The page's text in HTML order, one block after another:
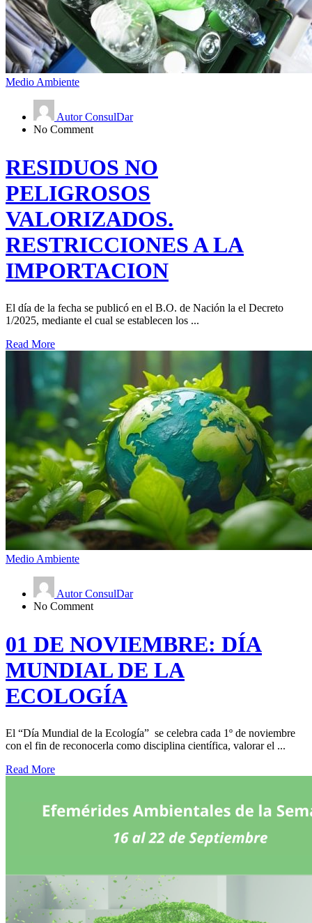
Medio Ambiente
Autor ConsulDar
No Comment
RESIDUOS NO
PELIGROSOS
VALORIZADOS.
RESTRICCIONES A LA
IMPORTACION
El día de la fecha se publicó en el B.O. de Nación la el Decreto
1/2025, mediante el cual se establecen los ...
Read More
Medio Ambiente
Autor ConsulDar
No Comment
01 DE NOVIEMBRE: DÍA
MUNDIAL DE LA
ECOLOGÍA
El “Día Mundial de la Ecología” se celebra cada 1º de noviembre
con el fin de reconocerla como disciplina científica, valorar el ...
Read More